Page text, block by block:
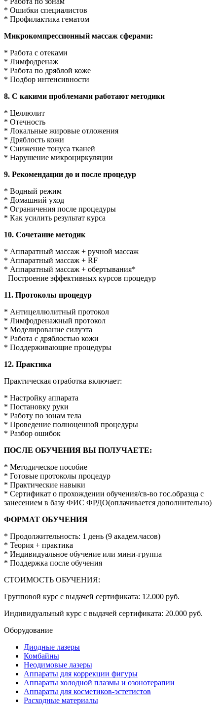
* Ошибки специалистов
* Профилактика гематом
Микрокомпрессионный массаж сферами:
* Работа с отеками
* Лимфодренаж
* Работа по дряблой коже
* Подбор интенсивности
8. С какими проблемами работают методики
* Целлюлит
* Отечность
* Локальные жировые отложения
* Дряблость кожи
* Снижение тонуса тканей
* Нарушение микроциркуляции
9. Рекомендации до и после процедур
* Водный режим
* Домашний уход
* Ограничения после процедуры
* Как усилить результат курса
10. Сочетание методик
* Аппаратный массаж + ручной массаж
* Аппаратный массаж + RF
* Аппаратный массаж + обертывания*
Построение эффективных курсов процедур
11. Протоколы процедур
* Антицеллюлитный протокол
* Лимфодренажный протокол
* Моделирование силуэта
* Работа с дряблостью кожи
* Поддерживающие процедуры
12. Практика
Практическая отработка включает:
* Настройку аппарата
* Постановку руки
* Работу по зонам тела
* Проведение полноценной процедуры
* Разбор ошибок
ПОСЛЕ ОБУЧЕНИЯ ВЫ ПОЛУЧАЕТЕ:
* Методическое пособие
* Готовые протоколы процедур
* Практические навыки
* Сертификат о прохождении обучения/св-во гос.образца с
занесением в базу ФИС ФРДО(оплачивается дополнительно)
ФОРМАТ ОБУЧЕНИЯ
* Продолжительность: 1 день (9 академ.часов)
* Теория + практика
* Индивидуальное обучение или мини-группа
* Поддержка после обучения
СТОИМОСТЬ ОБУЧЕНИЯ:
Групповой курс с выдачей сертификата: 12.000 руб.
Индивидуальный курс с выдачей сертификата: 20.000 руб.
Оборудование
Диодные лазеры
Комбайны
Неодимовые лазеры
Аппараты для коррекции фигуры
Аппараты холодной плазмы и озонотерапии
Аппараты для косметиков-эстетистов
Расходные материалы